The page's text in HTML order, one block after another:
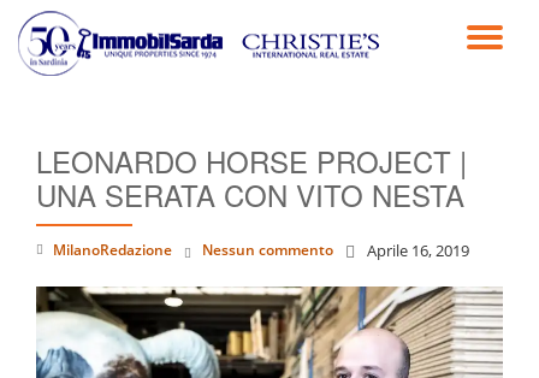
Passa
LEONARDO HORSE PROJECT |
UNA SERATA CON VITO NESTA
MilanoRedazione Aprile 16, 2019
Nessun commento